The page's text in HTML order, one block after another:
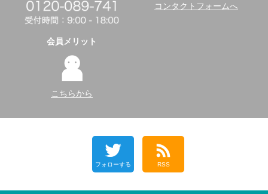
コンタクトフォームへ
会員メリット
こちらから
フォローする RSS